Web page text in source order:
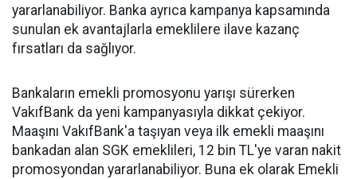
yararlanabiliyor. Banka ayrıca kampanya kapsamında
sunulan ek avantajlarla emeklilere ilave kazanç
fırsatları da sağlıyor.
Bankaların emekli promosyonu yarışı sürerken
VakıfBank da yeni kampanyasıyla dikkat çekiyor.
Maaşını VakıfBank'a taşıyan veya ilk emekli maaşını
bankadan alan SGK emeklileri, 12 bin TL'ye varan nakit
promosyondan yararlanabiliyor. Buna ek olarak Emekli